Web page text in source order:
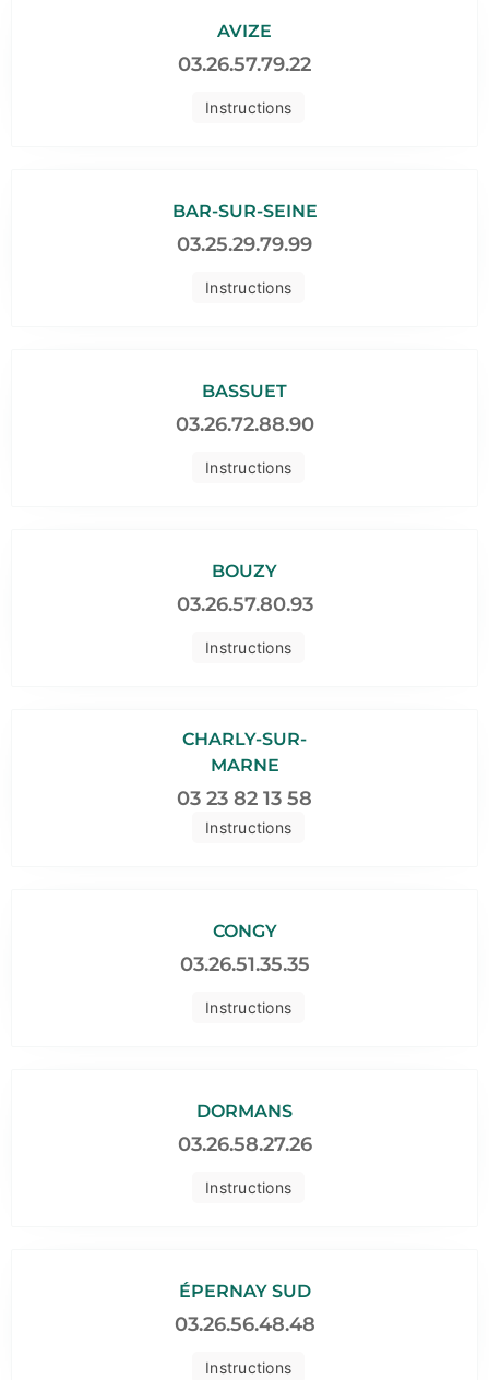
Instructions
AVIZE
03.26.57.79.22
Instructions
BAR-SUR-SEINE
03.25.29.79.99
Instructions
BASSUET
03.26.72.88.90
Instructions
BOUZY
03.26.57.80.93
Instructions
CHARLY-SUR-
MARNE
03 23 82 13 58
Instructions
CONGY
03.26.51.35.35
Instructions
DORMANS
03.26.58.27.26
Instructions
ÉPERNAY SUD
03.26.56.48.48